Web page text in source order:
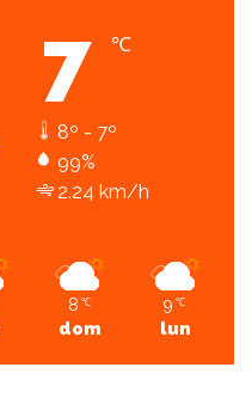
7 ℃
8º - 7º
99%
2.24 km/h
8 ℃
dom
9 ℃
lun